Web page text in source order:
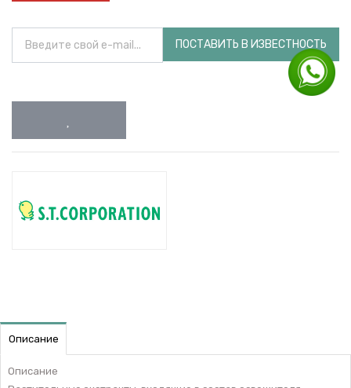
ПОСТАВИТЬ В ИЗВЕСТНОСТЬ
Описание
Описание